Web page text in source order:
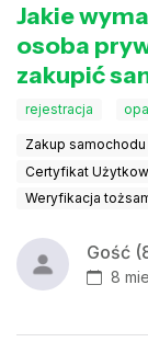
Jakie
osoba
zakupić
rejestracja
Zakup
Certyfikat
Weryfikacja
Gość
8